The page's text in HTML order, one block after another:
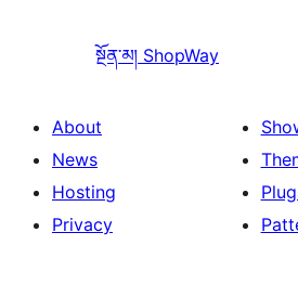
སྔོན་མ། ShopWay
About
News
Hosting
Privacy